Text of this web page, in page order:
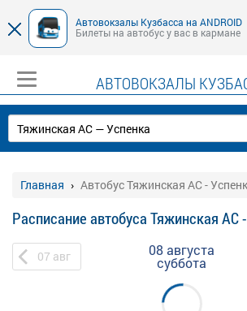
Автовокзалы Кузбасса на ANDROID
Билеты на автобус у вас в кармане
АВТОВОКЗАЛЫ
Главная Автобус Тяжинская АС -
Расписание автобуса Тяжинская АС
07 авг 08 августа
суббота